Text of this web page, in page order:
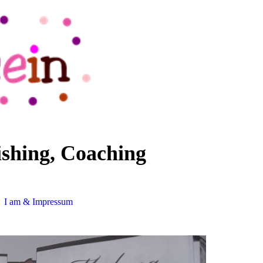
Coaching
I am & Impressum